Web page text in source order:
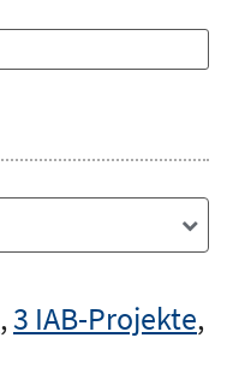
,3 IAB-Projekte,